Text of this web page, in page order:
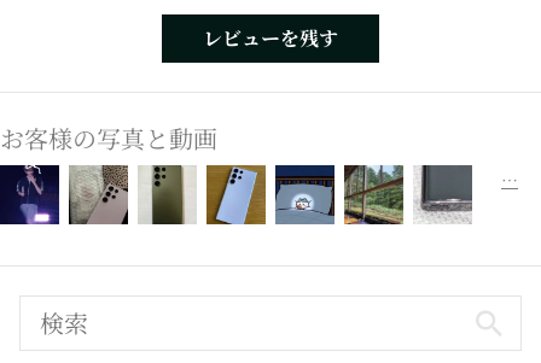
レビューを残す
お客様の写真と動画